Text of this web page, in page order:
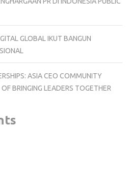
GLOBAL IKUT BANGUN
ASIA CEO COMMUNITY
BRINGING LEADERS TOGETHER